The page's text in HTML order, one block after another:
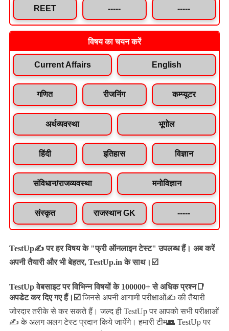
REET ----- -----
विषय का चयन करें
Current Affairs English
गणित रीजनिंग कम्प्यूटर
अर्थव्यवस्था भूगोल
हिंदी इतिहास विज्ञान
संविधान/राजव्यवस्था मनोविज्ञान
संस्कृत राजस्थान GK -----
TestUp✍️ पर हर विषय के "फ्री ऑनलाइन टेस्ट" उपलब्ध हैं। अब करें
अपनी तैयारी और भी बेहतर, TestUp.in के साथ।☑️
TestUp वेबसाइट पर विभिन्न विषयों के 100000+ से अधिक प्रश्न📑
अपडेट कर दिए गए हैं। ☑️ जिनसे अपनी आगामी परीक्षाओं✍️ की तैयारी
जोरदार तरीके से कर सकते हैं।जल्द ही TestUp पर आपको सभी परीक्षाओं
✍️ के अलग अलग टेस्ट प्रदान किये जायेंगे। हमारी टीम👥 TestUp पर